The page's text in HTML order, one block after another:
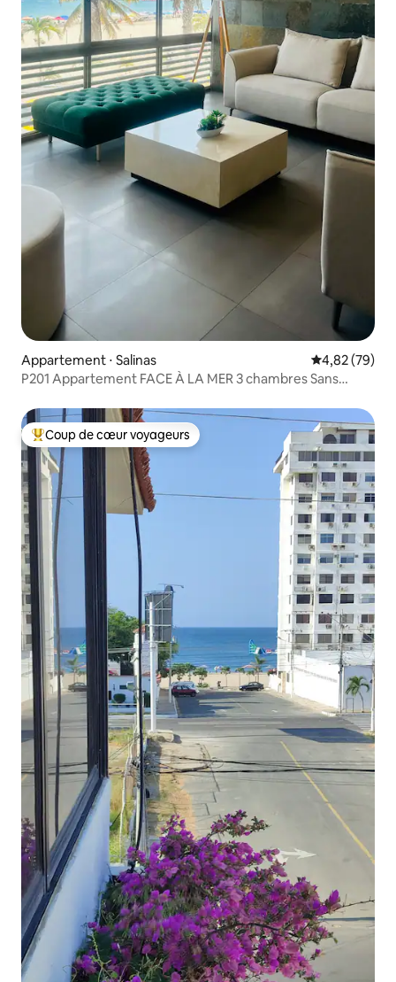
Appartement ⋅ Salinas Évaluation
4,82 (79)
P201 Appartement FACE À LA MER 3 chambres Sans
Coups de cœur voyageurs les plus appréciés
Coup de cœur voyageurs